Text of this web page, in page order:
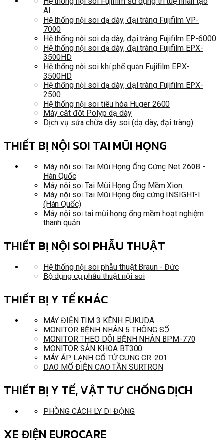
AI
Hệ thống nội soi dạ dày, đại tràng Fujifilm VP-
7000
Hệ thống nội soi dạ dày, đại tràng Fujifilm EP-6000
Hệ thống nội soi dạ dày, đại tràng Fujifilm EPX-
3500HD
Hệ thống nội soi khí phế quản Fujifilm EPX-
3500HD
Hệ thống nội soi dạ dày, đại tràng Fujifilm EPX-
2500
Hệ thống nội soi tiêu hóa Huger 2600
Máy cắt đốt Polyp dạ dày
Dịch vụ sửa chữa dây soi (dạ dày, đại tràng)
THIẾT BỊ NỘI SOI TAI MŨI HỌNG
Máy nội soi Tai Mũi Họng Ống Cứng Net 260B -
Hàn Quốc
Máy nội soi Tai Mũi Họng Ống Mềm Xion
Máy nội soi Tai Mũi Họng ống cứng INSIGHT-I
(Hàn Quốc)
Máy nội soi tai mũi họng ống mềm hoạt nghiệm
thanh quản
THIẾT BỊ NỘI SOI PHẪU THUẬT
Hệ thống nội soi phẫu thuật Braun - Đức
Bộ dụng cụ phẫu thuật nội soi
THIẾT BỊ Y TẾ KHÁC
MÁY ĐIỆN TIM 3 KÊNH FUKUDA
MONITOR BỆNH NHÂN 5 THÔNG SỐ
MONITOR THEO DÕI BỆNH NHÂN BPM-770
MONITOR SẢN KHOA BT300
MÁY ÁP LẠNH CỔ TỬ CUNG CR-201
DAO MỔ ĐIỆN CAO TẦN SURTRON
THIẾT BỊ Y TẾ, VẬT TƯ CHỐNG DỊCH
PHÒNG CÁCH LY DI ĐỘNG
XE ĐIỆN EUROCARE